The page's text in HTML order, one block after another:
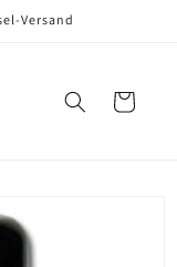
Versand
Warenkorb